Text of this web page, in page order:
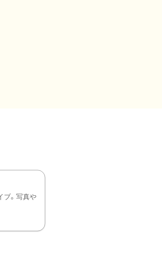
ブ。写真や